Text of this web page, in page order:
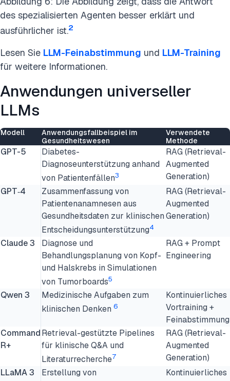
des spezialisierten Agenten besser erklärt und
ausführlicher ist.2
Lesen Sie LLM-Feinabstimmung und LLM-Training
für weitere Informationen.
Anwendungen universeller
LLMs
Modell
Anwendungsfallbeispiel im
Gesundheitswesen
Verwendete
Methode
GPT-5
Diabetes-
Diagnoseunterstützung anhand
von Patientenfällen3
RAG (Retrieval-
Augmented
Generation)
GPT‑4
Zusammenfassung von
Patientenanamnesen aus
Gesundheitsdaten zur klinischen
Entscheidungsunterstützung4
RAG (Retrieval-
Augmented
Generation)
Claude 3
Diagnose und
Behandlungsplanung von Kopf-
und Halskrebs in Simulationen
von Tumorboards5
RAG + Prompt
Engineering
Qwen 3
Medizinische Aufgaben zum
klinischen Denken 6
Kontinuierliches
Vortraining +
Feinabstimmung
Command
R+
Retrieval-gestützte Pipelines
für klinische Q&A und
Literaturrecherche7
RAG (Retrieval-
Augmented
Generation)
LLaMA 3
Erstellung von
Kontinuierliches